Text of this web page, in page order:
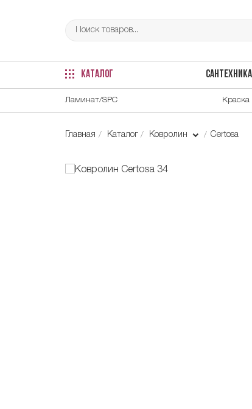
КАТАЛОГ САНТЕХНИКА
Ламинат/SPC Краска
Главная Каталог Ковролин Certosa